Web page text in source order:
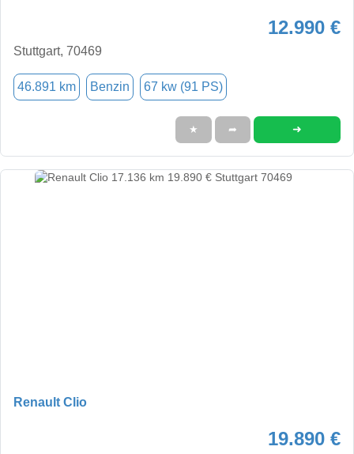
12.990 €
Stuttgart, 70469
46.891 km Benzin 67 kw (91 PS)
★ ➦ ➜
Renault Clio
19.890 €